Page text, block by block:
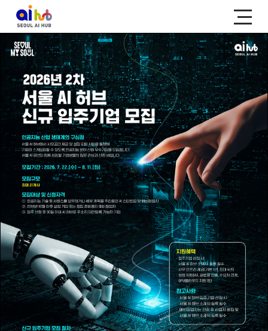
SEOUL AI HUB KEY MENU
허브소개
서울 AI 허브는
어떤 곳인가요?
프로그램
다양한 프로그램들을
만나보세요!